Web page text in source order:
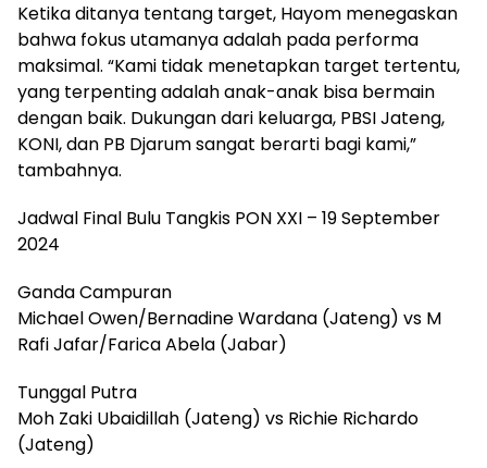
Ketika ditanya tentang target, Hayom menegaskan
bahwa fokus utamanya adalah pada performa
maksimal. “Kami tidak menetapkan target tertentu,
yang terpenting adalah anak-anak bisa bermain
dengan baik. Dukungan dari keluarga, PBSI Jateng,
KONI, dan PB Djarum sangat berarti bagi kami,”
tambahnya.
Jadwal Final Bulu Tangkis PON XXI – 19 September
2024
Ganda Campuran
Michael Owen/Bernadine Wardana (Jateng) vs M
Rafi Jafar/Farica Abela (Jabar)
Tunggal Putra
Moh Zaki Ubaidillah (Jateng) vs Richie Richardo
(Jateng)